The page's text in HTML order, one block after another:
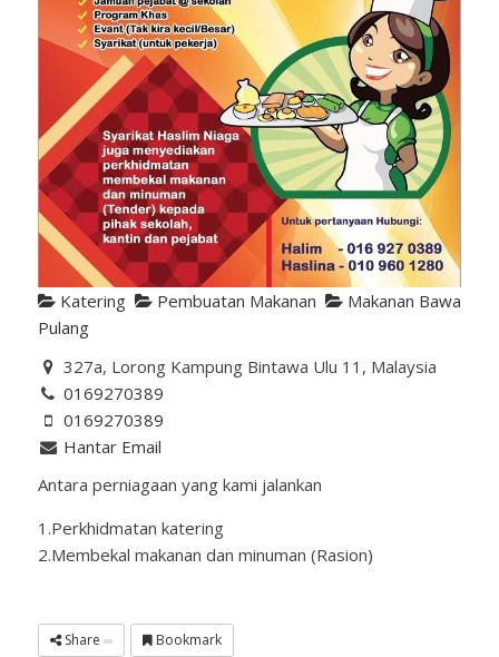
Katering Pembuatan Makanan
Makanan Bawa
Pulang
327a, Lorong Kampung Bintawa Ulu 11, Malaysia
0169270389
0169270389
Hantar Email
Antara perniagaan yang kami jalankan
1.Perkhidmatan katering
2.Membekal makanan dan minuman (Rasion)
Share Bookmark